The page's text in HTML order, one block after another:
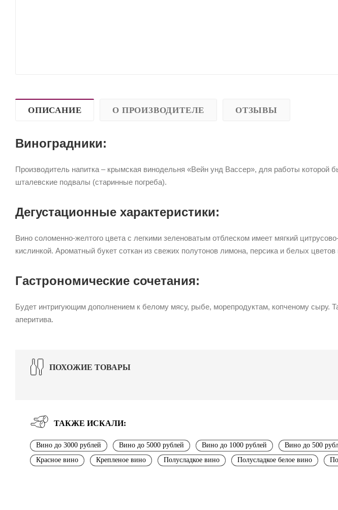
ОПИСАНИЕ О ПРОИЗВОДИТЕЛЕ ОТЗЫВЫ
Виноградники:
Производитель напитка – крымская винодельня «Вейн унд Вассер», для работы которой
шталевские подвалы (старинные погреба).
Дегустационные характеристики:
Вино соломенно-желтого цвета с легкими зеленоватым отблеском имеет мягкий
кислинкой. Ароматный букет соткан из свежих полутонов лимона, персика и белых
Гастрономические сочетания:
Будет интригующим дополнением к белому мясу, рыбе, морепродуктам, копченому сыру.
аперитива.
ПОХОЖИЕ ТОВАРЫ
ТАКЖЕ ИСКАЛИ:
Вино до 3000 рублей Вино до 5000 рублей Вино до 1000 рублей Вино до 500
Красное вино
Крепленое вино Полусладкое вино Полусладкое белое вино